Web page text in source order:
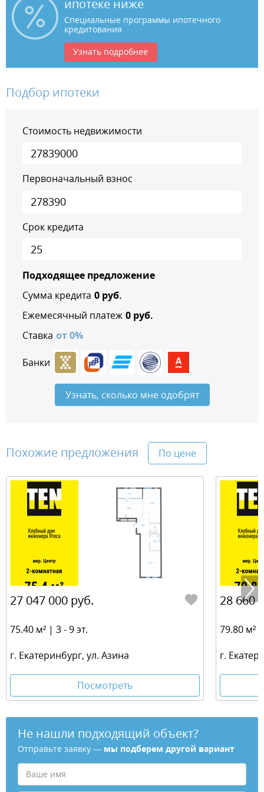
ипотеке ниже
Специальные программы ипотечного
кредитования
Узнать подробнее
Подбор ипотеки
Стоимость недвижимости
Первоначальный взнос
Срок кредита
Подходящее предложение
Сумма кредита 0руб.
Ежемесячный платеж 0руб.
Ставка от0%
Банки
Узнать, сколько мне одобрят
Похожие предложения По цене
27 047 000 руб.
75.40 м² | 3 - 9 эт.
г. Екатеринбург, ул. Азина
Посмотреть
28 660
79.80 м² |
г.
Не нашли подходящий объект?
Отправьте заявку — мы подберем другой вариант